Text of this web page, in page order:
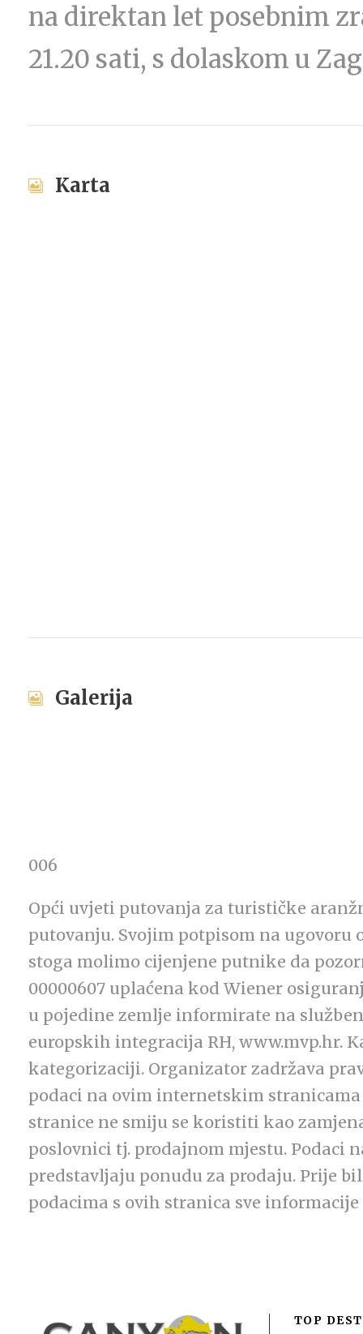
na direktan let posebnim
21.20 sati, s dolaskom u
Karta
Galerija
006
Opći uvjeti putovanja za turističke
putovanju. Svojim potpisom na ugovoru
stoga molimo cijenjene putnike da
00000607 uplaćena kod Wiener
u pojedine zemlje informirate na
europskih integracija RH, www.mvp.hr.
kategorizaciji. Organizator zadržava
podaci na ovim internetskim
stranice ne smiju se koristiti kao
poslovnici tj. prodajnom mjestu. Podaci
predstavljaju ponudu za prodaju. Prije
podacima s ovih stranica sve
TOP